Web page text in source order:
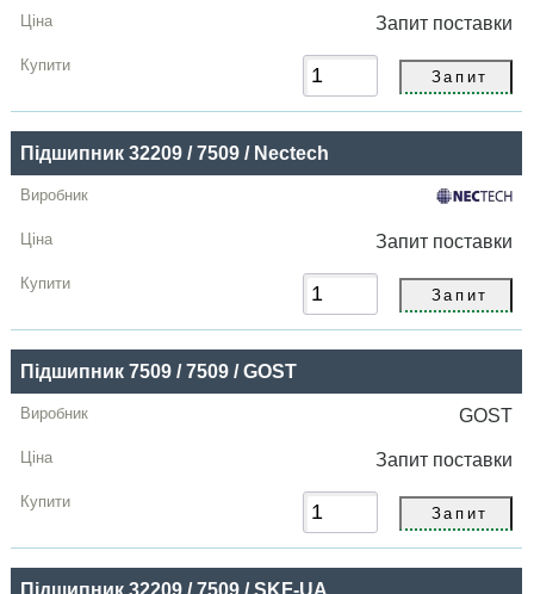
Запит поставки
Підшипник 32209 / 7509 / Nectech
Запит поставки
Підшипник 7509 / 7509 / GOST
GOST
Запит поставки
Підшипник 32209 / 7509 / SKF-UA